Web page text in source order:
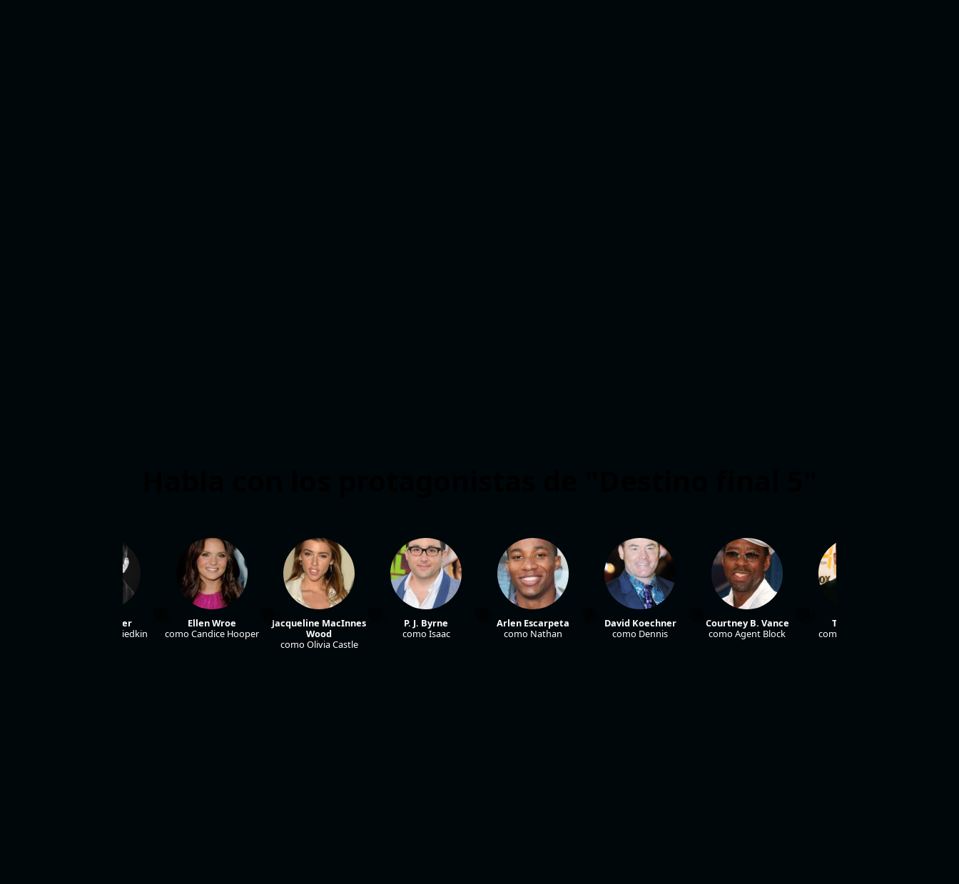
Miles Fisher
como Peter Friedkin
Ellen Wroe
como Candice Hooper
Jacqueline MacInnes
Wood
como Olivia Castle
P. J. Byrne
como Isaac
Arlen Escarpeta
como Nathan
David Koechner
como Dennis
Courtney B. Vance
como Agent Block
Tony Todd
como Bludworth